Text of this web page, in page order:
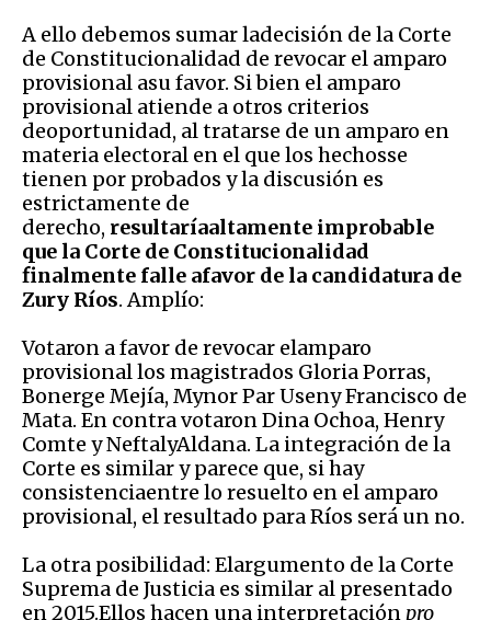
A ello debemos sumar ladecisión de la Corte
de Constitucionalidad de revocar el amparo
provisional asu favor. Si bien el amparo
provisional atiende a otros criterios
deoportunidad, al tratarse de un amparo en
materia electoral en el que los hechosse
tienen por probados y la discusión es
estrictamente de
derecho, resultaríaaltamente improbable
que la Corte de Constitucionalidad
finalmente falle afavor de la candidatura de
Zury Ríos. Amplío:
Votaron a favor de revocar elamparo
provisional los magistrados Gloria Porras,
Bonerge Mejía, Mynor Par Useny Francisco de
Mata. En contra votaron Dina Ochoa, Henry
Comte y NeftalyAldana. La integración de la
Corte es similar y parece que, si hay
consistenciaentre lo resuelto en el amparo
provisional, el resultado para Ríos será un no.
La otra posibilidad: Elargumento de la Corte
Suprema de Justicia es similar al presentado
en 2015.Ellos hacen una interpretaciónpro